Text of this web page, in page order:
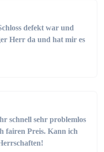
defekt war und
Herr da und hat mir es
schnell sehr problemlos
fairen Preis. Kann ich